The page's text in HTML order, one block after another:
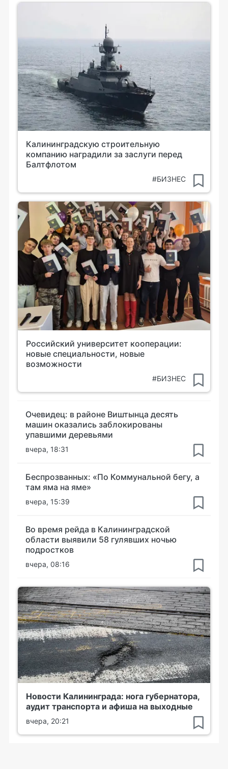
Калининградскую строительную
компанию наградили за заслуги перед
Балтфлотом
#БИЗНЕС
Российский университет кооперации:
новые специальности, новые
возможности
#БИЗНЕС
Очевидец: в районе Виштынца десять
машин оказались заблокированы
упавшими деревьями
вчера, 18:31
Беспрозванных: «По Коммунальной бегу, а
там яма на яме»
вчера, 15:39
Во время рейда в Калининградской
области выявили 58 гулявших ночью
подростков
вчера, 08:16
Новости Калининграда: нога губернатора,
аудит транспорта и афиша на выходные
вчера, 20:21